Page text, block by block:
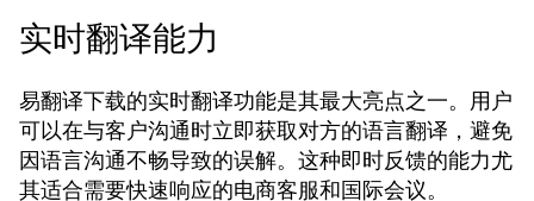
实时翻译能力
易翻译下载的实时翻译功能是其最大亮点之一。用户
可以在与客户沟通时立即获取对方的语言翻译，避免
因语言沟通不畅导致的误解。这种即时反馈的能力尤
其适合需要快速响应的电商客服和国际会议。